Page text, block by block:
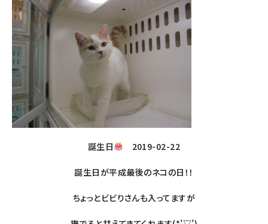
誕生日 2019-02-22
誕生日が平成最後のネコの日！！
ちょっとビビりさんも入ってますが